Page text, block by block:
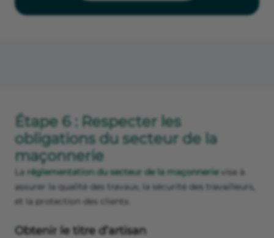
Étape 6 : Respecter les
obligations du secteur de la
maçonnerie
La réglementation du secteur de la maçonnerievise à
assurer la qualité des travaux, la sécurité des travailleurs,
et la protection des clients.
Obtenir le titre d’artisan